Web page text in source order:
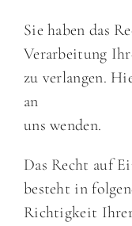
Sie haben das
Verarbeitung
zu verlangen.
an
uns wenden.
Das Recht auf
besteht in
Richtigkeit